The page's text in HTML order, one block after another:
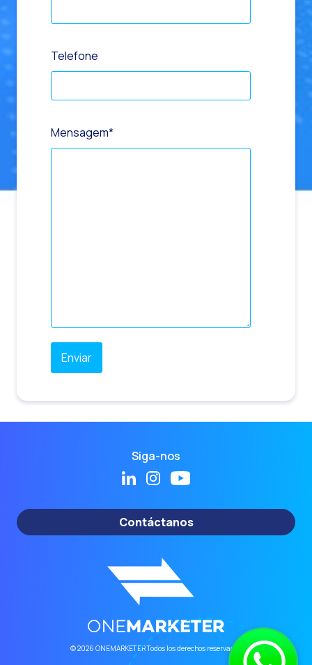
Telefone
Mensagem*
Siga-nos
Contáctanos
© 2026 ONEMARKETER Todos los derechos reservados